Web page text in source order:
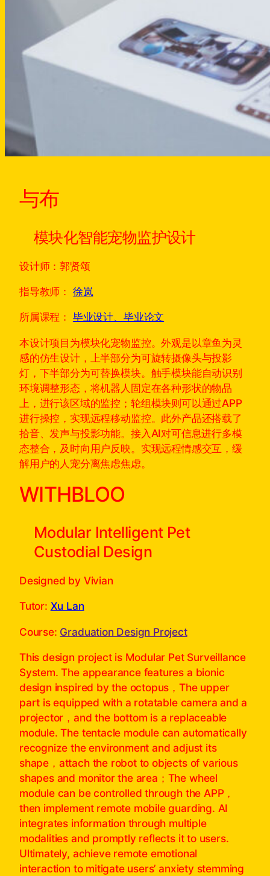
与布
模块化智能宠物监护设计
设计师：郭贤颂
指导教师： 徐岚
所属课程： 毕业设计、毕业论文
本设计项目为模块化宠物监控。外观是以章鱼为灵
感的仿生设计，上半部分为可旋转摄像头与投影
灯，下半部分为可替换模块。触手模块能自动识别
环境调整形态，将机器人固定在各种形状的物品
上，进行该区域的监控；轮组模块则可以通过APP
进行操控，实现远程移动监控。此外产品还搭载了
拾音、发声与投影功能。接入AI对可信息进行多模
态整合，及时向用户反映。实现远程情感交互，缓
解用户的人宠分离焦虑焦虑。
WITHBLOO
Modular Intelligent Pet
Custodial Design
Designed by Vivian
Tutor: Xu Lan
Course: Graduation Design Project
This design project is Modular Pet Surveillance
System. The appearance features a bionic
design inspired by the octopus，The upper
part is equipped with a rotatable camera and a
projector，and the bottom is a replaceable
module. The tentacle module can automatically
recognize the environment and adjust its
shape，attach the robot to objects of various
shapes and monitor the area；The wheel
module can be controlled through the APP，
then implement remote mobile guarding. AI
integrates information through multiple
modalities and promptly reflects it to users.
Ultimately, achieve remote emotional
interaction to mitigate users’ anxiety stemming